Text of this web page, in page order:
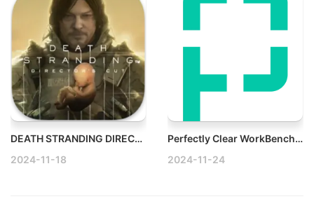
DEATH STRANDING DIRECTOR’S CUT v1.1.4 Mac死亡搁浅：导演剪辑版破解版
2024-11-18
Perfectly Clear WorkBench v4.6.1.2707 Win介绍强大的图像处理软件
2024-11-24